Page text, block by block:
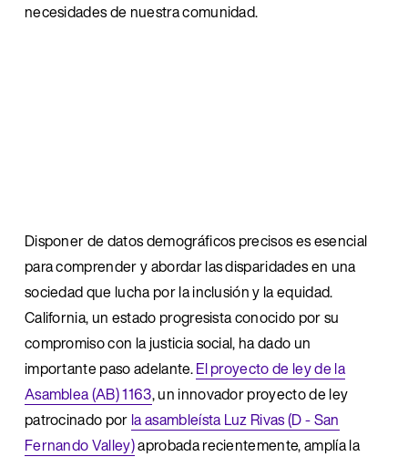
necesidades de nuestra comunidad.
Disponer de datos demográficos precisos es esencial
para comprender y abordar las disparidades en una
sociedad que lucha por la inclusión y la equidad.
California, un estado progresista conocido por su
compromiso con la justicia social, ha dado un
importante paso adelante. El proyecto de ley de la
Asamblea (AB) 1163, un innovador proyecto de ley
patrocinado por la asambleísta Luz Rivas (D - San
Fernando Valley)aprobada recientemente, amplía la